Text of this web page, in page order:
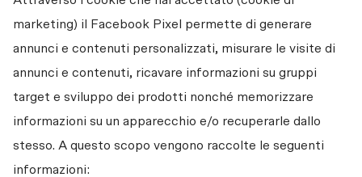
marketing) il Facebook Pixel permette di generare
annunci e contenuti personalizzati, misurare le visite di
annunci e contenuti, ricavare informazioni su gruppi
target e sviluppo dei prodotti nonché memorizzare
informazioni su un apparecchio e/o recuperarle dallo
stesso. A questo scopo vengono raccolte le seguenti
informazioni: